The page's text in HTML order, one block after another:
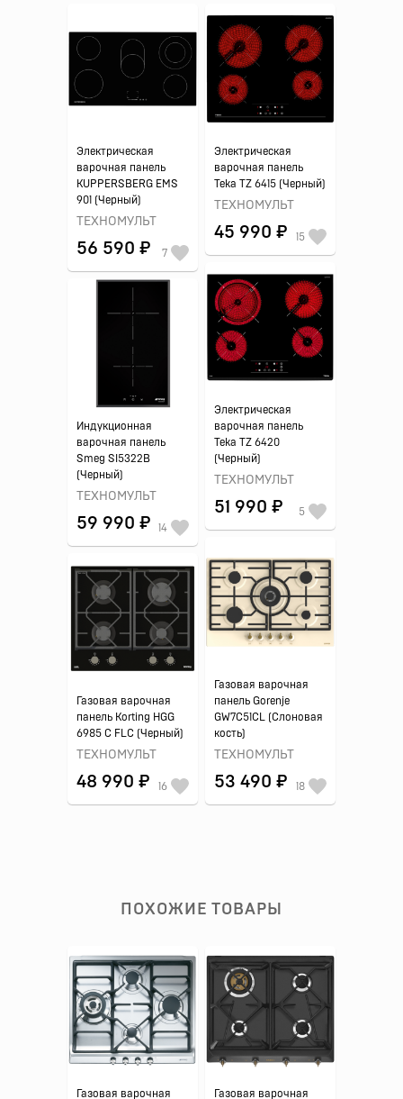
Электрическая
варочная панель
KUPPERSBERG EMS
901 (Черный)
ТЕХНОМУЛЬТ
56 590 ₽ 7
Электрическая
варочная панель
Teka TZ 6415 (Черный)
ТЕХНОМУЛЬТ
45 990 ₽ 15
Электрическая
варочная панель
Teka TZ 6420
(Черный)
ТЕХНОМУЛЬТ
51 990 ₽ 5
Индукционная
варочная панель
Smeg SI5322B
(Черный)
ТЕХНОМУЛЬТ
59 990 ₽ 14
Газовая варочная
панель Gorenje
GW7C51CL (Слоновая
кость)
ТЕХНОМУЛЬТ
53 490 ₽ 18
Газовая варочная
панель Korting HGG
6985 C FLC (Черный)
ТЕХНОМУЛЬТ
48 990 ₽ 16
ПОХОЖИЕ ТОВАРЫ
Газовая варочная
Газовая варочная